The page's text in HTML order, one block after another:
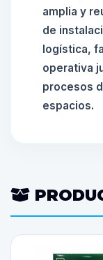
amplia y
de
logística,
operativa
procesos
espacios.